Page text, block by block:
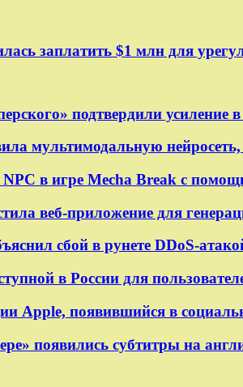
заплатить $1 млн для
подтвердили усиление
мультимодальную
в игре Mecha Break с
веб-приложение для
сбой в рунете DDoS-
в России для
Apple, появившийся в
появились субтитры на